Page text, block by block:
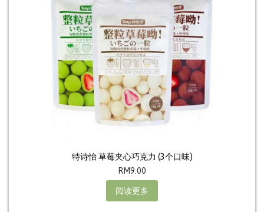
特诗怡 草莓夹心巧克力 (3个口味)
RM9.00
阅读更多